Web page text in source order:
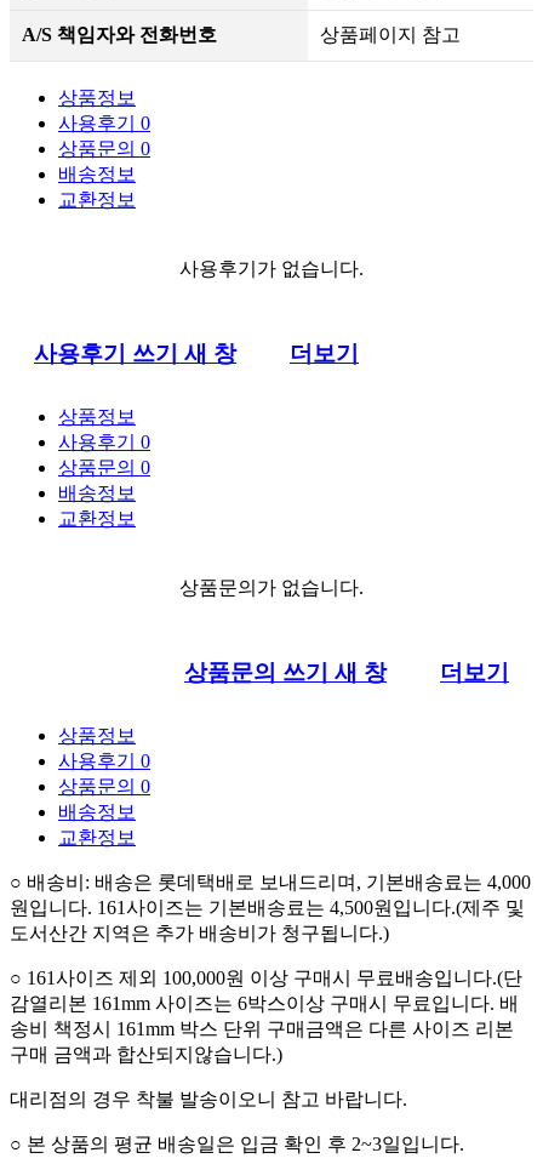
A/S 책임자와 전화번호 상품페이지 참고
상품정보
사용후기 0
상품문의 0
배송정보
교환정보
사용후기가 없습니다.
사용후기 쓰기 새 창 더보기
상품정보
사용후기 0
상품문의 0
배송정보
교환정보
상품문의가 없습니다.
상품문의 쓰기 새 창 더보기
상품정보
사용후기 0
상품문의 0
배송정보
교환정보
○ 배송비 : 배송은 롯데택배로 보내드리며 , 기본배송료는 4,000
원입니다. 161사이즈는 기본배송료는 4,500원입니다.(제주 및
도서산간 지역은 추가 배송비가 청구됩니다.)
○ 161사이즈 제외 100,000원 이상 구매시 무료배송입니다.(단
감열리본 161mm 사이즈는 6박스이상 구매시 무료입니다. 배
송비 책정시 161mm 박스 단위 구매금액은 다른 사이즈 리본
구매 금액과 합산되지않습니다.)
대리점의 경우 착불 발송이오니 참고 바랍니다.
○ 본 상품의 평균 배송일은 입금 확인 후 2~3일입니다.